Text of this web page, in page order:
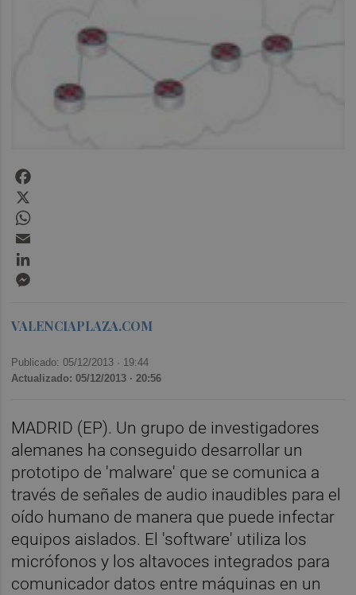
VALENCIAPLAZA.COM
Publicado: 05/12/2013 · 19:44
Actualizado: 05/12/2013 · 20:56
MADRID (EP). Un grupo de investigadores
alemanes ha conseguido desarrollar un
prototipo de 'malware' que se comunica a
través de señales de audio inaudibles para el
oído humano de manera que puede infectar
equipos aislados. El 'software' utiliza los
micrófonos y los altavoces integrados para
comunicador datos entre máquinas en un